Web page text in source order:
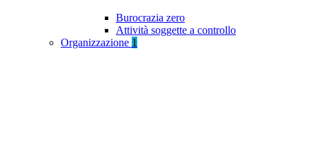
Burocrazia zero
Attività soggette a controllo
Organizzazione 1